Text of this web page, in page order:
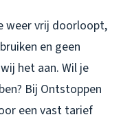
weer vrij doorloopt,
en geen
het aan. Wil je
Bij Ontstoppen
een vast tarief